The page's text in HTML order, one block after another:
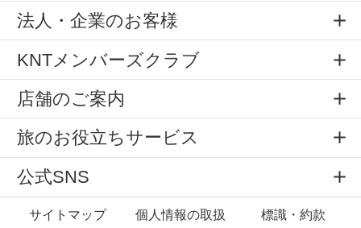
法人・企業のお客様
KNTメンバーズクラブ
店舗のご案内
旅のお役立ちサービス
公式SNS
サイトマップ 個人情報の取扱 標識・約款